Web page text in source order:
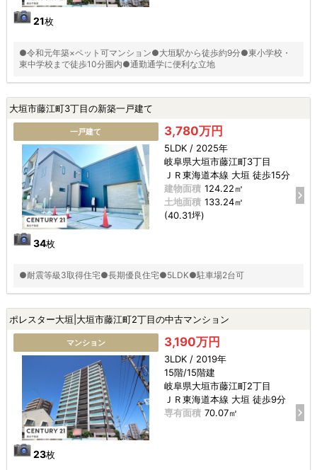
21枚
●令和元年築×ペット可マンション●大垣駅から徒歩約9分●東小学校・
東中学校まで徒歩10分圏内●通勤通学に便利な立地
大垣市藤江町3丁目の新築一戸建て
一戸建て
34枚
3,780万円
5LDK / 2025年
岐阜県大垣市藤江町3丁目
ＪＲ東海道本線 大垣 徒歩15分
建物面積 124.22㎡
土地面積 133.24㎡
(40.31坪)
●耐震等級3取得住宅●長期優良住宅●5LDK●駐車場2台可
ポレスター大垣|大垣市藤江町2丁目の中古マンション
マンション
23枚
3,190万円
3LDK / 2019年
15階/15階建
岐阜県大垣市藤江町2丁目
ＪＲ東海道本線 大垣 徒歩9分
専有面積 70.07㎡